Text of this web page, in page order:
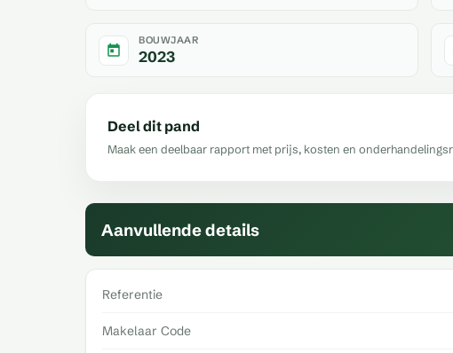
BOUWJAAR
2023
Deel dit pand
Maak een deelbaar rapport met prijs, kosten en
Aanvullende details
Referentie
Makelaar Code